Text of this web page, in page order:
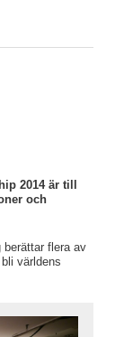
2014 är till
och
berättar flera av
världens